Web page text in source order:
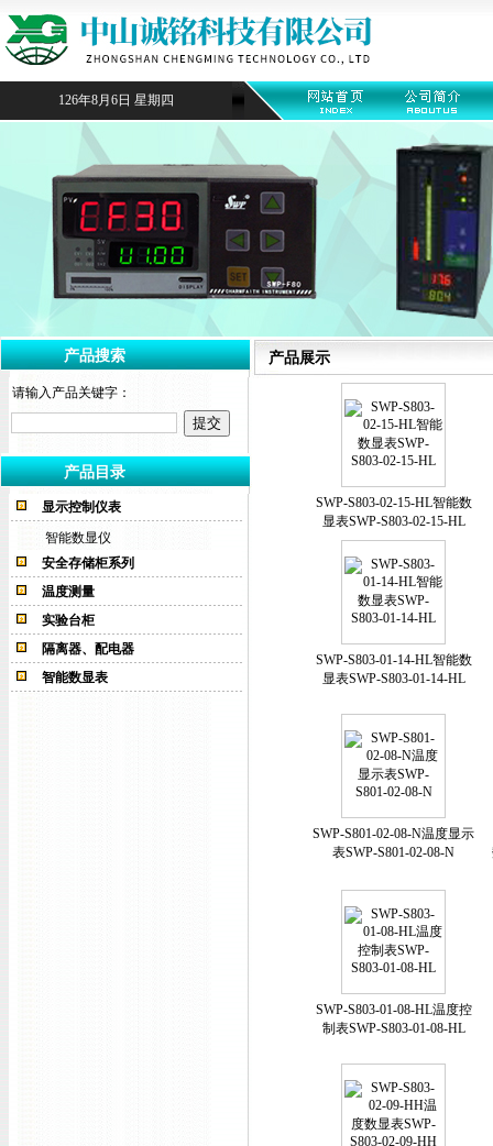
126年8月6日 星期四
产品搜索
请输入产品关键字：
产品目录
显示控制仪表
智能数显仪
安全存储柜系列
温度测量
实验台柜
隔离器、配电器
智能数显表
产品展示
SWP-S803-02-15-HL智能数
显表SWP-S803-02-15-HL
SWP-S803-01-14-HL智能数
显表SWP-S803-01-14-HL
SWP-S801-02-08-N温度显示
表SWP-S801-02-08-N
SWP-S803-01-08-HL温度控
制表SWP-S803-01-08-HL